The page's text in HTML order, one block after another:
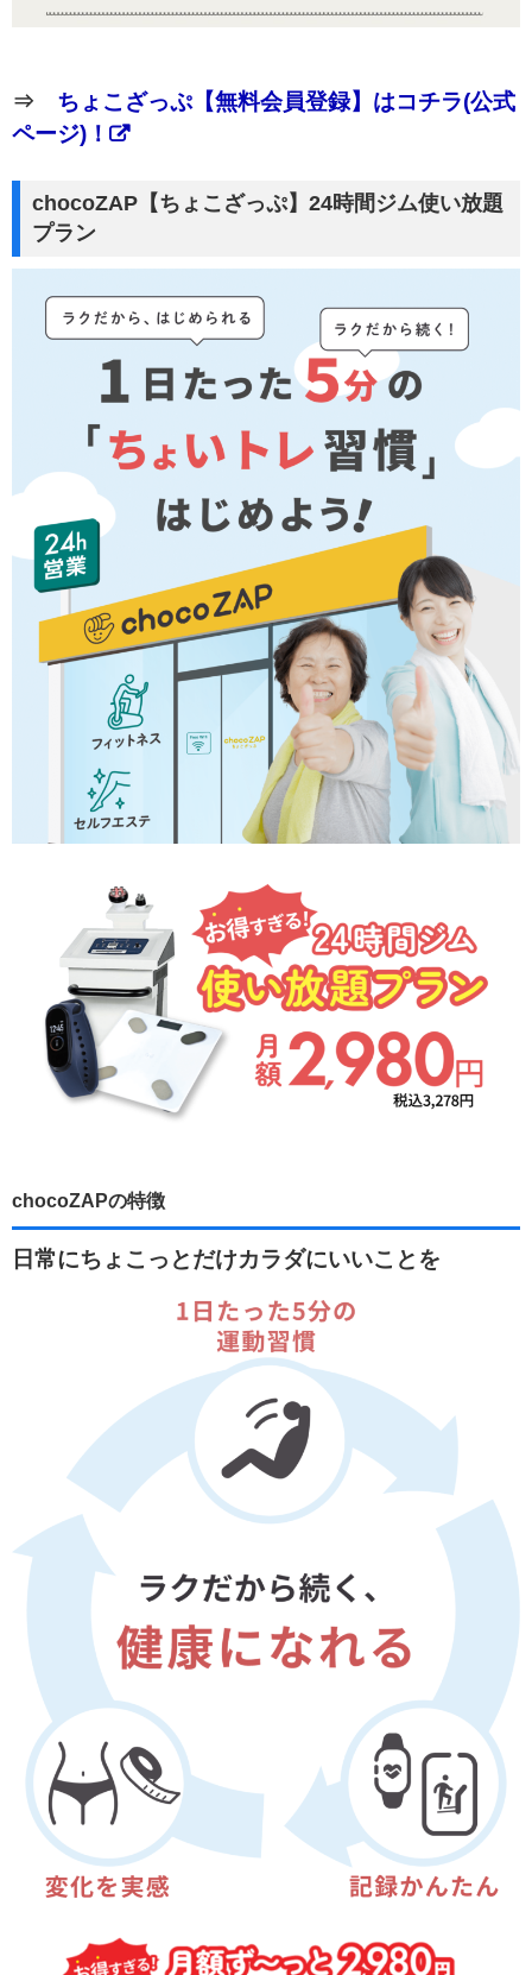
⇒ ちょこざっぷ【無料会員登録】はコチラ(公式
ページ)！
chocoZAP【ちょこざっぷ】24時間ジム使い放題
プラン
chocoZAPの特徴
日常にちょこっとだけカラダにいいことを